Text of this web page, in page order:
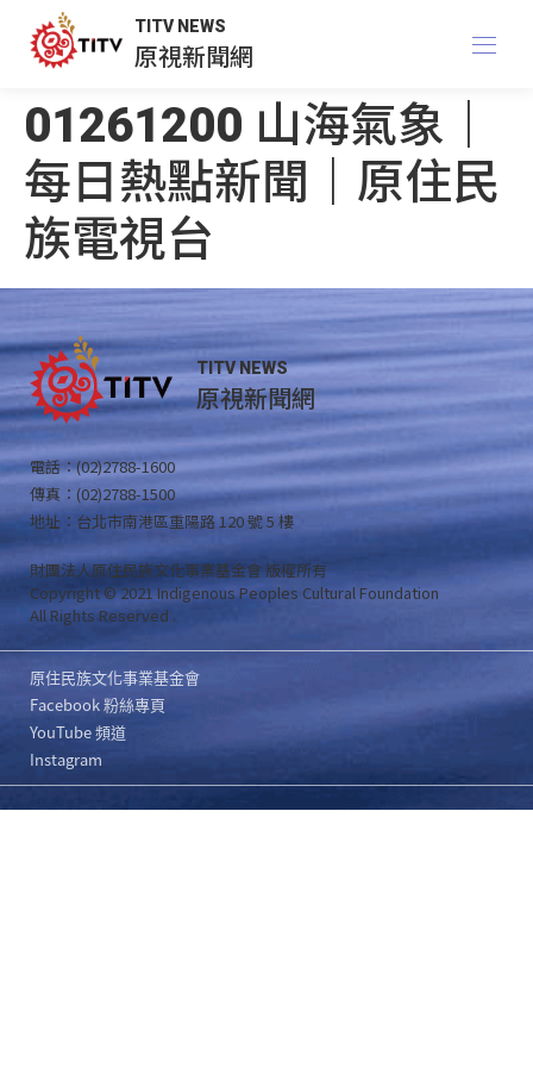
TITV NEWS
原視新聞網
01261200 山海氣象｜
每日熱點新聞｜原住民
族電視台
TITV NEWS
原視新聞網
電話：(02)2788-1600
傳真：(02)2788-1500
地址：台北市南港區重陽路 120 號 5 樓
財團法人原住民族文化事業基金會 版權所有
Copyright © 2021 Indigenous Peoples Cultural Foundation
All Rights Reserved .
原住民族文化事業基金會
Facebook 粉絲專頁
YouTube 頻道
Instagram